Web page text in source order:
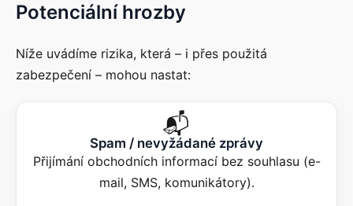
Potenciální hrozby
Níže uvádíme rizika, která – i přes použitá
zabezpečení – mohou nastat:
📬
Spam / nevyžádané zprávy
Přijímání obchodních informací bez souhlasu (e-
mail, SMS, komunikátory).